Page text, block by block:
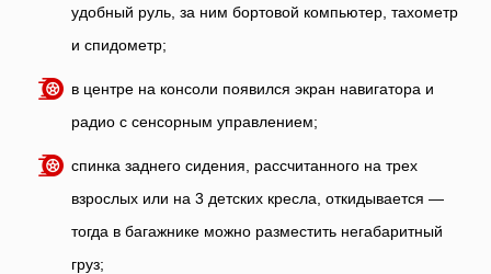
удобный руль, за ним бортовой компьютер, тахометр
и спидометр;
в центре на консоли появился экран навигатора и
радио с сенсорным управлением;
спинка заднего сидения, рассчитанного на трех
взрослых или на 3 детских кресла, откидывается —
тогда в багажнике можно разместить негабаритный
груз;